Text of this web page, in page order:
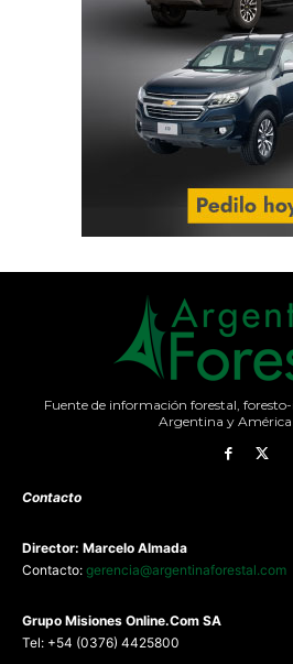
Fuente de información forestal,
Argentina y
Contacto
Director: Marcelo Almada
Contacto: gerencia@argentinaforestal.com
Grupo Misiones Online.Com SA
Tel: +54 (0376) 4425800